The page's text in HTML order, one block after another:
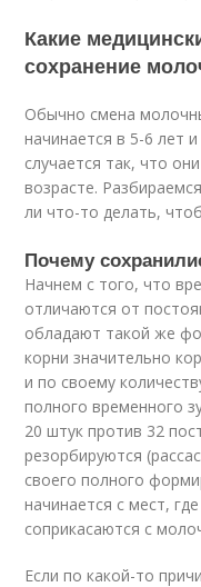
Какие
сохранение
Обычно смена
начинается в 5-6 лет
случается так, что
возрасте.
ли что-то делать,
Почему
Начнем с того, что
отличаются от
обладают такой же
корни значительно
и по своему
полного временного
20 штук против 32
резорбируются
своего полного
начинается с мест,
соприкасаются с
Если по какой-то